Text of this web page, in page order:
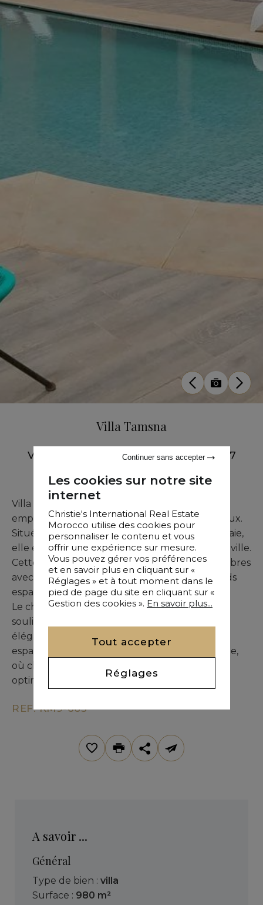
Villa Tamsna
Vente Marrakech• 980 M²
7
Villa Tamsna offre une parfaite alliance entre
emplacement d’exception et volumes généreux.
Située dans un cadre prestigieux de la Palmeraie,
elle est facilement accessible depuis le centre-ville.
Cette demeure se distingue par ses sept chambres
avec salle de bains privative, ainsi que ses grands
espaces de réception lumineux.
Le choix minutieux des matériaux de qualité
souligne son architecture contemporaine et
élégante. La clarté naturelle et la fluidité des
espaces contribuent à une atmosphère raffinée,
où chaque détail a été pensé pour un confort
optimal.
REF. KM9-663
A savoir ...
Général
Type de bien : villa
Surface : 980 m²
Les cookies sur notre site
internet
Christie's International Real Estate
Morocco utilise des cookies pour
personnaliser le contenu et vous
offrir une expérience sur mesure.
Vous pouvez gérer vos préférences
et en savoir plus en cliquant sur «
Réglages » et à tout moment dans le
pied de page du site en cliquant sur «
Gestion des cookies ». En savoir plus...
Tout accepter
Réglages
Continuer sans accepter